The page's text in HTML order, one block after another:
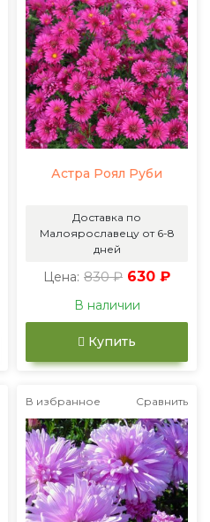
Астра Роял Руби
Доставка по
Малоярославецу от 6-8
дней
Цена: 830 ₽ 630 ₽
В наличии
Купить
В избранное Сравнить